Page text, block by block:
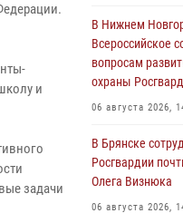
и
задачи
В Нижнем
Всероссийское
вопросам
охраны
06 августа 2026,
В Брянске
Росгвардии
Олега Визнюка
06 августа 2026,